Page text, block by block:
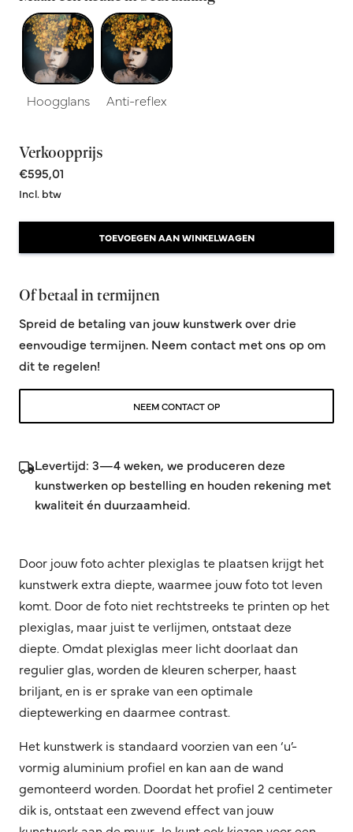
Hoogglans Anti-reflex
Verkoopprijs
€595,01
Incl. btw
TOEVOEGEN AAN WINKELWAGEN
Of betaal in termijnen
Spreid de betaling van jouw kunstwerk over drie
eenvoudige termijnen. Neem contact met ons op om
dit te regelen!
NEEM CONTACT OP
Levertijd: 3—4 weken, we produceren deze
kunstwerken op bestelling en houden rekening met
kwaliteit én duurzaamheid.
Door jouw foto achter plexiglas te plaatsen krijgt het
kunstwerk extra diepte, waarmee jouw foto tot leven
komt. Door de foto niet rechtstreeks te printen op het
plexiglas, maar juist te verlijmen, ontstaat deze
diepte. Omdat plexiglas meer licht doorlaat dan
regulier glas, worden de kleuren scherper, haast
briljant, en is er sprake van een optimale
dieptewerking en daarmee contrast.
Het kunstwerk is standaard voorzien van een ‘u’-
vormig aluminium profiel en kan aan de wand
gemonteerd worden. Doordat het profiel 2 centimeter
dik is, ontstaat een zwevend effect van jouw